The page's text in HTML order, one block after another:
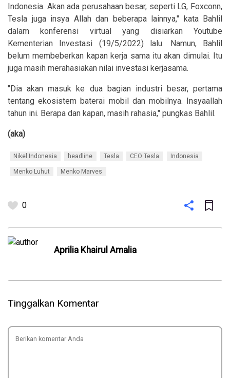
Indonesia. Akan ada perusahaan besar, seperti LG, Foxconn,
Tesla juga insya Allah dan beberapa lainnya," kata Bahlil
dalam konferensi virtual yang disiarkan Youtube
Kementerian Investasi (19/5/2022) lalu. Namun, Bahlil
belum membeberkan kapan kerja sama itu akan dimulai. Itu
juga masih merahasiakan nilai investasi kerjasama.
"Dia akan masuk ke dua bagian industri besar, pertama
tentang ekosistem baterai mobil dan mobilnya. Insyaallah
tahun ini. Berapa dan kapan, masih rahasia," pungkas Bahlil.
(aka)
Nikel Indonesia headline Tesla CEO Tesla Indonesia
Menko Luhut Menko Marves
0
Aprilia Khairul Amalia
Tinggalkan Komentar